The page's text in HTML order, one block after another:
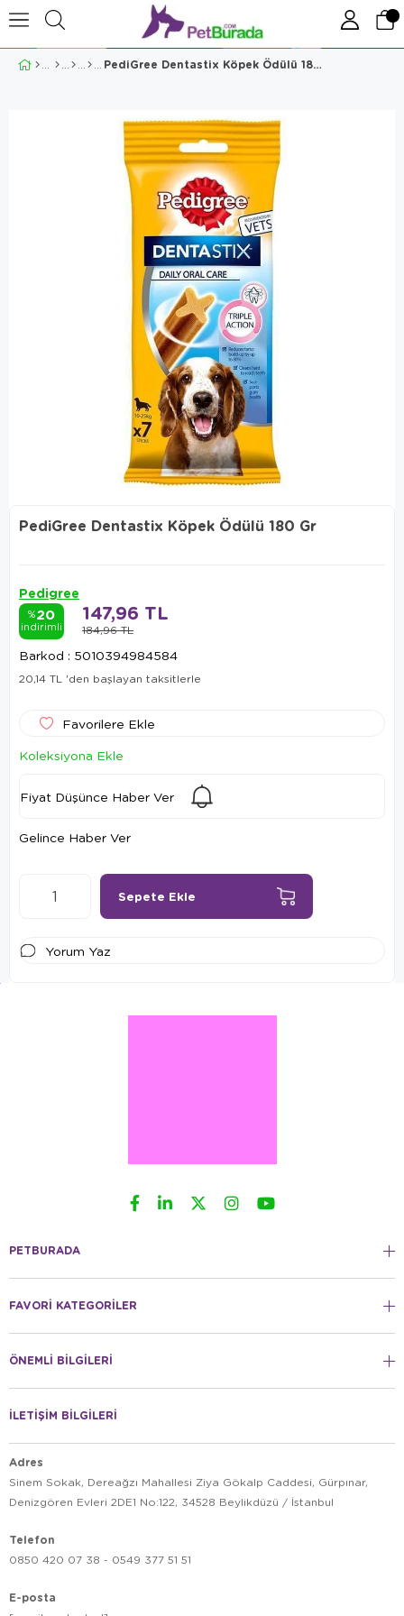
PediGree Dentastix Köpek Ödülü 180 Gr
PediGree Dentastix Köpek Ödülü 180 Gr
Pedigree
%20
indirimli 184,96 TL
147,96 TL
Barkod : 5010394984584
20,14 TL 'den başlayan taksitlerle
Favorilere Ekle
Koleksiyona Ekle
Fiyat Düşünce Haber Ver
Gelince Haber Ver
Yorum Yaz
PETBURADA
FAVORİ KATEGORİLER
ÖNEMLİ BİLGİLERİ
İLETİŞİM BİLGİLERİ
Adres
Sinem Sokak, Dereağzı Mahallesi Ziya Gökalp Caddesi, Gürpınar,
Denizgören Evleri 2DE1 No:122, 34528 Beylikdüzü / İstanbul
Telefon
0850 420 07 38 - 0549 377 51 51
E-posta